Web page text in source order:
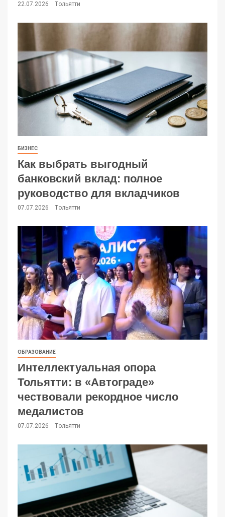
22.07.2026 Тольятти
БИЗНЕС
Как выбрать выгодный
банковский вклад: полное
руководство для вкладчиков
07.07.2026 Тольятти
ОБРАЗОВАНИЕ
Интеллектуальная опора
Тольятти: в «Автограде»
чествовали рекордное число
медалистов
07.07.2026 Тольятти